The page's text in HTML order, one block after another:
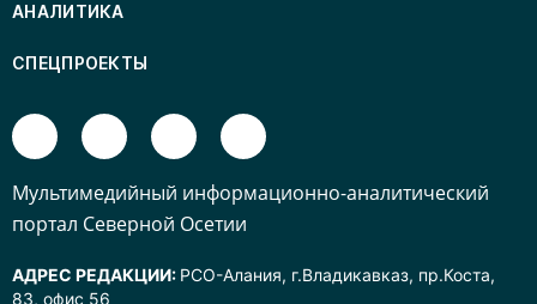
АНАЛИТИКА
СПЕЦПРОЕКТЫ
Mультимедийный информационно-аналитический
портал Северной Осетии
АДРЕС РЕДАКЦИИ: РСО-Алания, г.Владикавказ, пр.Коста,
83, офис 56